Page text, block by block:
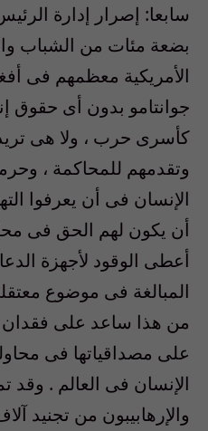
سابعا: إصرار إدارة
بضعة مئات من الشباب
الأمريكية معظمهم فى
جوانتامو بدون أى حقوق
كأسرى حرب ، ولا هى
وتقدمهم للمحاكمة ،
الإنسان فى أن يعرفوا
أن يكون لهم الحق فى
أعطى الوقود لأجهزة
المبالغة فى موضوع
من هذا ساعد على فقدان
على مصداقياتها فى
الإنسان فى العالم . وقد
والإرهابيبون من تجنيد